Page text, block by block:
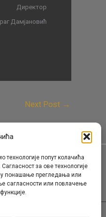
технологије попут колачића
за ове технологије
понашање прегледања или
сагласности или повлачење
Директор
Дамјановић
Next Post →